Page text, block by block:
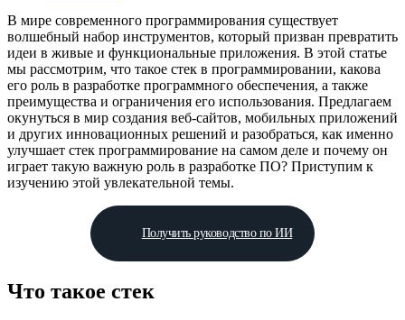
В мире современного программирования существует
волшебный набор инструментов, который призван превратить
идеи в живые и функциональные приложения. В этой статье
мы рассмотрим, что такое стек в программировании, какова
его роль в разработке программного обеспечения, а также
преимущества и ограничения его использования. Предлагаем
окунуться в мир создания веб-сайтов, мобильных приложений
и других инновационных решений и разобраться, как именно
улучшает стек программирование на самом деле и почему он
играет такую важную роль в разработке ПО? Приступим к
изучению этой увлекательной темы.
Получить руководство по ИИ
Что такое стек